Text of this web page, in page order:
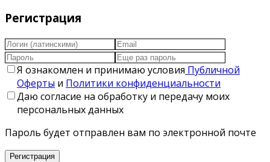
Регистрация
Я ознакомлен и принимаю условия Публичной
Оферты и Политики конфиденциальности
Даю согласие на обработку и передачу моих
персональных данных
Пароль будет отправлен вам по электронной почте
Регистрация